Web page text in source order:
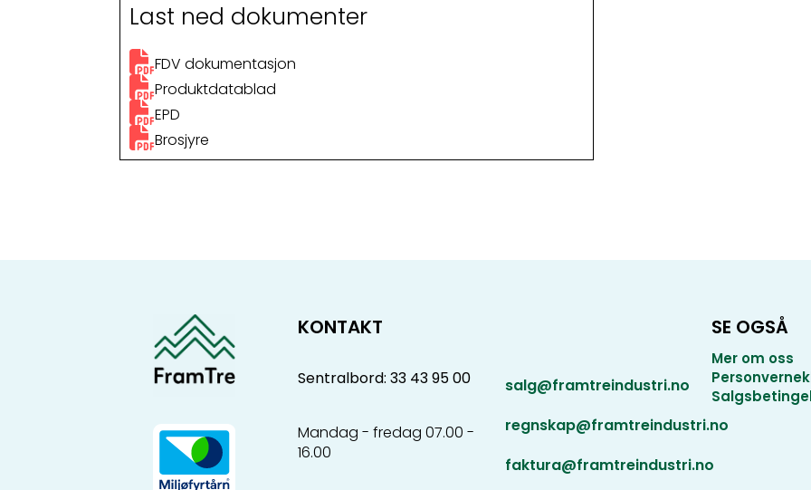
Last ned dokumenter
FDV dokumentasjon
Produktdatablad
EPD
Brosjyre
KONTAKT
Sentralbord: 33 43 95 00
Mandag - fredag 07.00 -
16.00
salg@framtreindustri.no
regnskap@framtreindustri.no
faktura@framtreindustri.no
SE OGSÅ
Mer om oss